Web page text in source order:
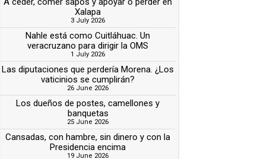
Xalapa
3 July 2026
Nahle está como Cuitláhuac. Un
veracruzano para dirigir la OMS
1 July 2026
Las diputaciones que perdería Morena. ¿Los
vaticinios se cumplirán?
26 June 2026
Los dueños de postes, camellones y
banquetas
25 June 2026
Cansadas, con hambre, sin dinero y con la
Presidencia encima
19 June 2026